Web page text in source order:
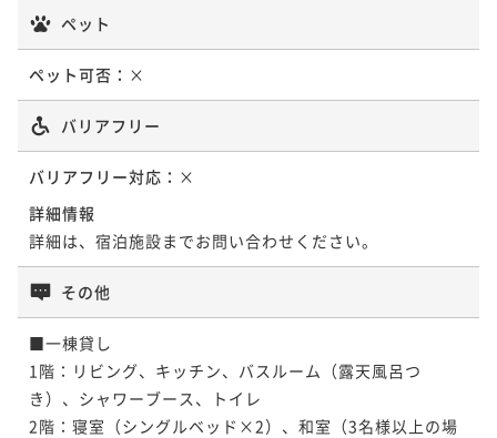
ペット
ペット可否： ×
バリアフリー
バリアフリー対応： ×
詳細情報
詳細は、宿泊施設までお問い合わせください。
その他
■一棟貸し
1階：リビング、キッチン、バスルーム（露天風呂つ
き）、シャワーブース、トイレ
2階：寝室（シングルベッド×2）、和室（3名様以上の場